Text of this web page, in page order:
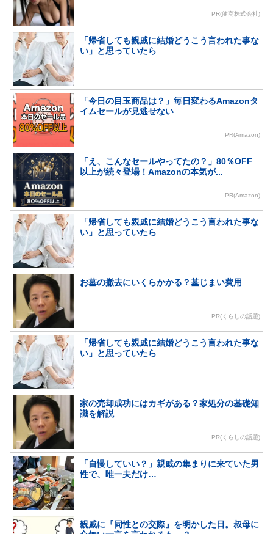
PR(健商株式会社)
「帰省しても親戚に結婚どうこう言われた事な
い」と思っていたら
「今日の目玉商品は？」毎日変わるAmazonタ
イムセールが見逃せない
PR(Amazon)
「え、こんなセールやってたの？」80％OFF
以上が続々登場！Amazonの本気が...
PR(Amazon)
「帰省しても親戚に結婚どうこう言われた事な
い」と思っていたら
お墓の撤去にいくらかかる？墓じまい費用
PR(くらしの話題)
「帰省しても親戚に結婚どうこう言われた事な
い」と思っていたら
家の売却成功にはカギがある？家処分の基礎知
識を解説
PR(くらしの話題)
「自慢していい？」親戚の集まりに来ていた男
性で、唯一夫だけ…
親戚に『同性との交際』を明かした日。叔母に